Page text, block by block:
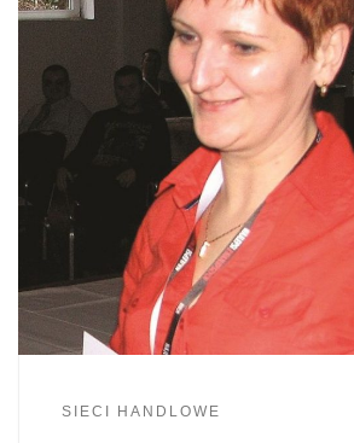
SIECI HANDLOWE